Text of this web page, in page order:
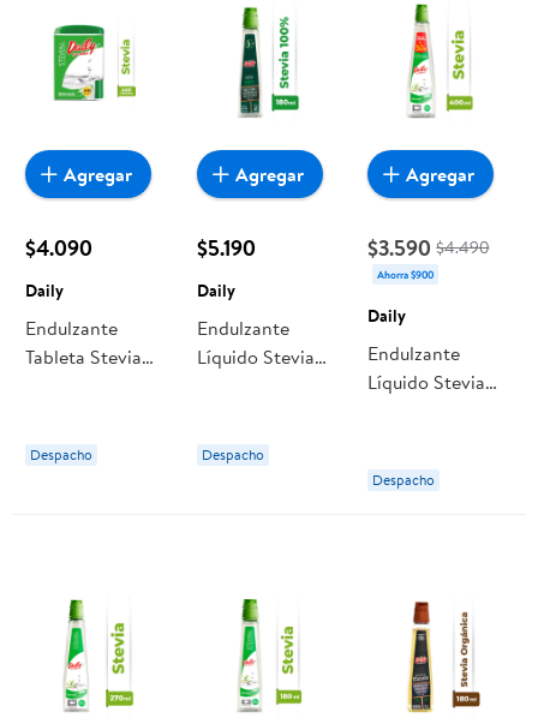
oportunidad sea realmente conveniente para ti y tu familia.
$4.090
Daily
Endulzante
Tableta Stevia
Despacho
Agregar
$5.190
Daily
Endulzante
Líquido Stevia
Despacho
Agregar
$3.590 $4.490
Ahorra $900
Daily
Endulzante
Líquido Stevia
Despacho
Agregar